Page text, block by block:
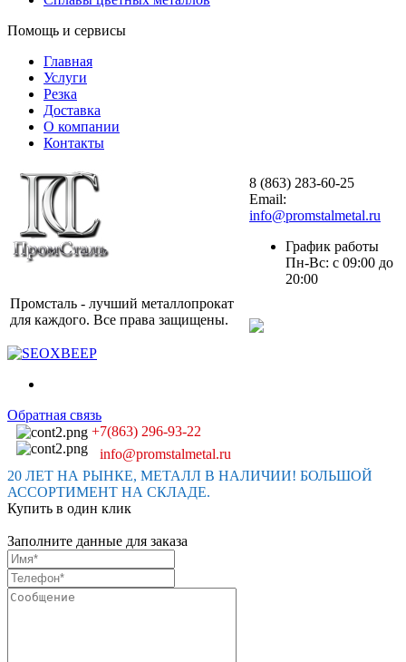
Помощь и сервисы
Главная
Услуги
Резка
Доставка
О компании
Контакты
Промсталь - лучший металлопрокат
для каждого. Все права защищены.
8 (863) 283-60-25
Email:
info@promstalmetal.ru
График работы
Пн-Вс: с 09:00 до
20:00
Обратная связь
+7(863) 296-93-22
info@promstalmetal.ru
20 ЛЕТ НА РЫНКЕ, МЕТАЛЛ В НАЛИЧИИ! БОЛЬШОЙ
АССОРТИМЕНТ НА СКЛАДЕ.
Купить в один клик
Заполните данные для заказа